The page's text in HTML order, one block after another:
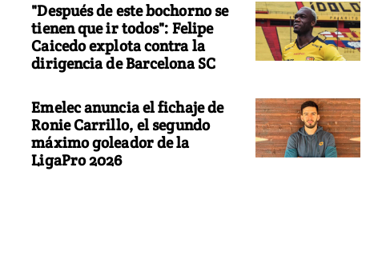
"Después de este bochorno se
tienen que ir todos": Felipe
Caicedo explota contra la
dirigencia de Barcelona SC
Emelec anuncia el fichaje de
Ronie Carrillo, el segundo
máximo goleador de la
LigaPro 2026